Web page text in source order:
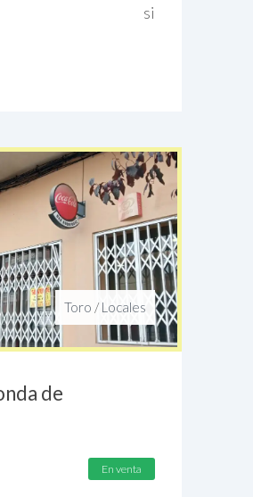
si
Toro /Locales
de
En venta